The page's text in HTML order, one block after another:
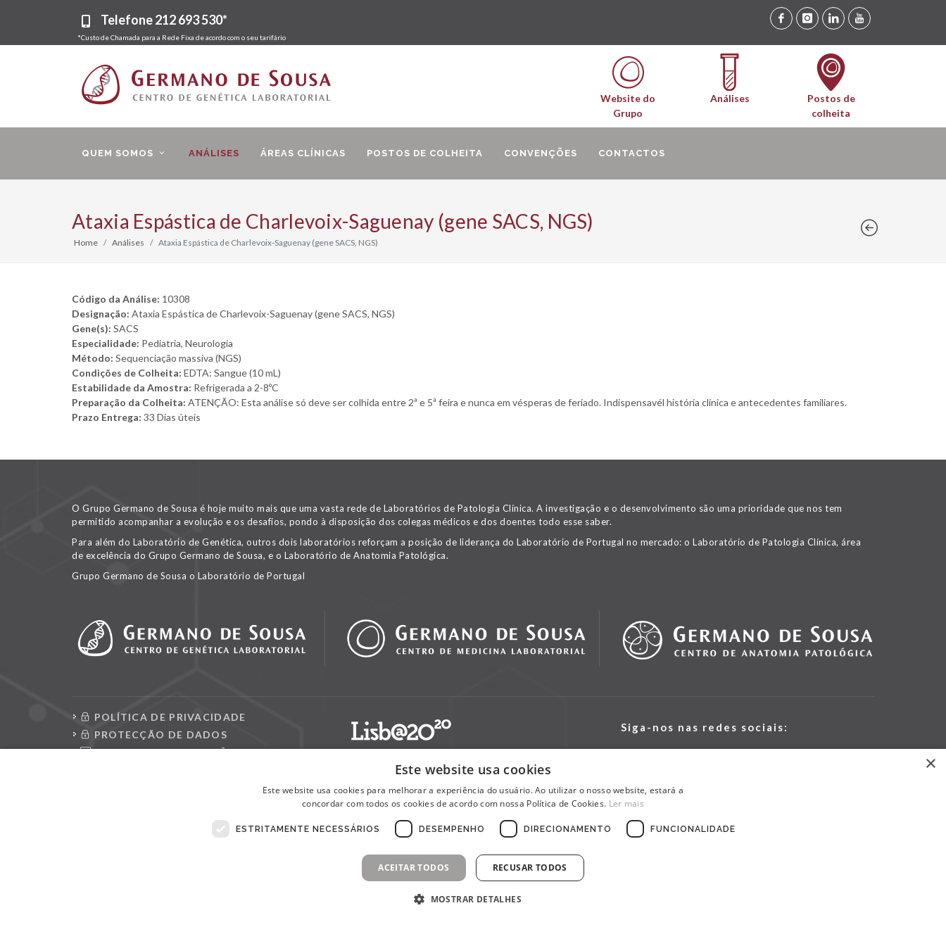
Telefone212 693 530*
*Custo de Chamada para a Rede Fixa de acordo com o seu tarifário
Website do
Grupo
Análises
Postos de
colheita
QUEM SOMOS ANÁLISES ÁREAS CLÍNICAS POSTOS DE COLHEITA CONVENÇÕES CONTACTOS
Ataxia Espástica de Charlevoix-Saguenay (gene SACS, NGS)
Home Análises Ataxia Espástica de Charlevoix-Saguenay (gene SACS, NGS)
Código da Análise: 10308
Designação: Ataxia Espástica de Charlevoix-Saguenay (gene SACS, NGS)
Gene(s): SACS
Especialidade: Pediatria, Neurologia
Método: Sequenciação massiva (NGS)
Condições de Colheita: EDTA: Sangue (10 mL)
Estabilidade da Amostra: Refrigerada a 2-8ºC
Preparação da Colheita: ATENÇÃO: Esta análise só deve ser colhida entre 2ª e 5ª feira e nunca em vésperas de feriado. Indispensavél história clínica e antecedentes familiares.
Prazo Entrega: 33 Dias úteis
O Grupo Germano de Sousa é hoje muito mais que uma vasta rede de Laboratórios de Patologia Clínica. A investigação e o desenvolvimento são uma prioridade que nos tem
permitido acompanhar a evolução e os desafios, pondo à disposição dos colegas médicos e dos doentes todo esse saber.
Para além do Laboratório de Genética, outros dois laboratórios reforçam a posição de liderança do Laboratório de Portugal no mercado: o Laboratório de Patologia Clínica, área
de excelência do Grupo Germano de Sousa, e o Laboratório de Anatomia Patológica.
Grupo Germano de Sousa o Laboratório de Portugal
POLÍTICA DE PRIVACIDADE
PROTECÇÃO DE DADOS
CONSULTAR REQUISIÇÕES
Siga-nos nas redes sociais:
×
Este website usa cookies
Este website usa cookies para melhorar a experiência do usuário. Ao utilizar o nosso website, estará a
concordar com todos os cookies de acordo com nossa Política de Cookies. Ler mais
ESTRITAMENTE NECESSÁRIOS DESEMPENHO DIRECIONAMENTO FUNCIONALIDADE
ACEITAR TODOS RECUSAR TODOS
MOSTRAR DETALHES